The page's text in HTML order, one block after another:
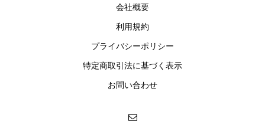
会社概要
利用規約
プライバシーポリシー
特定商取引法に基づく表示
お問い合わせ